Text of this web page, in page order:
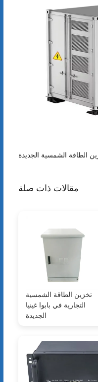
مقالات ذات صلة
تخزين الطاقة الشمسية
التجارية في بابوا غينيا
الجديدة